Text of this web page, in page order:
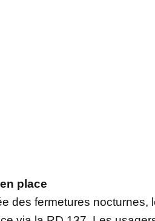
place
des fermetures